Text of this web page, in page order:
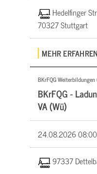
Hedelfinger
70327 Stuttgart
MEHR ERFAHREN
BKrFQG Weiterbildungen
BKrFQG -
VA (Wü)
24.08.2026
97337